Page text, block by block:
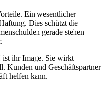
Ein wesentlicher
Dies schützt die
gerade stehen
ist ihr Image. Sie wirkt
Kunden und Geschäftspartner
helfen kann.